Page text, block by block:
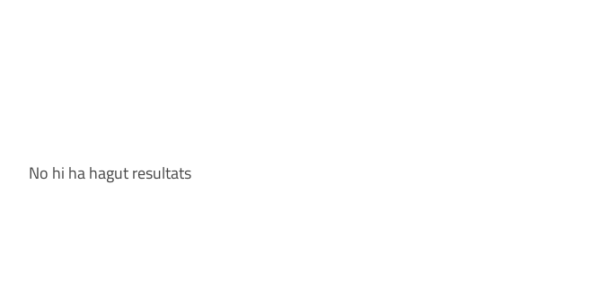
No hi ha hagut resultats